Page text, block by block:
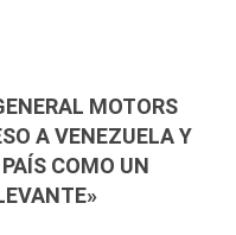
MOTORS
A VENEZUELA Y
COMO UN